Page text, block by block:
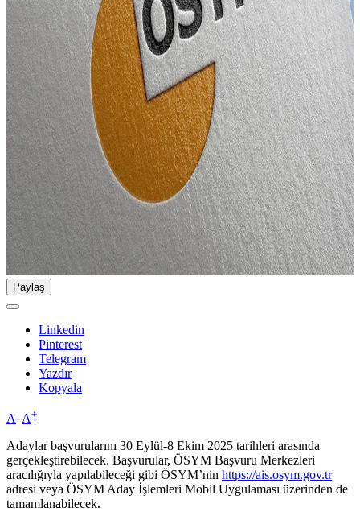
Paylaş
Linkedin
Pinterest
Telegram
Yazdır
Kopyala
A- A+
Adaylar başvurularını 30 Eylül-8 Ekim 2025 tarihleri arasında
gerçekleştirebilecek. Başvurular, ÖSYM Başvuru Merkezleri
aracılığıyla yapılabileceği gibi ÖSYM’nin https://ais.osym.gov.tr
adresi veya ÖSYM Aday İşlemleri Mobil Uygulaması üzerinden de
tamamlanabilecek.